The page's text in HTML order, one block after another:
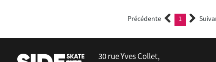
Précédente 1 (current)
30 rue Yves Collet,